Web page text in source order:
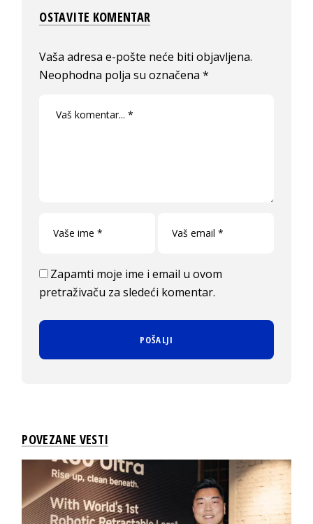
OSTAVITE KOMENTAR
Vaša adresa e-pošte neće biti objavljena.
Neophodna polja su označena*
Zapamti moje ime i email u ovom
pretraživaču za sledeći komentar.
POVEZANE VESTI